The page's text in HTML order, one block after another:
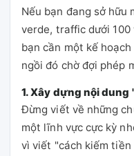
Nếu bạn đang sở
verde, traffic dưới 100
bạn cần một kế
ngồi đó chờ đợi phép
1. Xây dựng nội
Đừng viết về những
một lĩnh vực cực kỳ
vì viết "cách kiếm